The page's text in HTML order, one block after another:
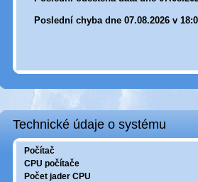
Poslední chyba dne 07.08.2026 v
Technické údaje o systému
Počítač
CPU počítače
Počet jader CPU